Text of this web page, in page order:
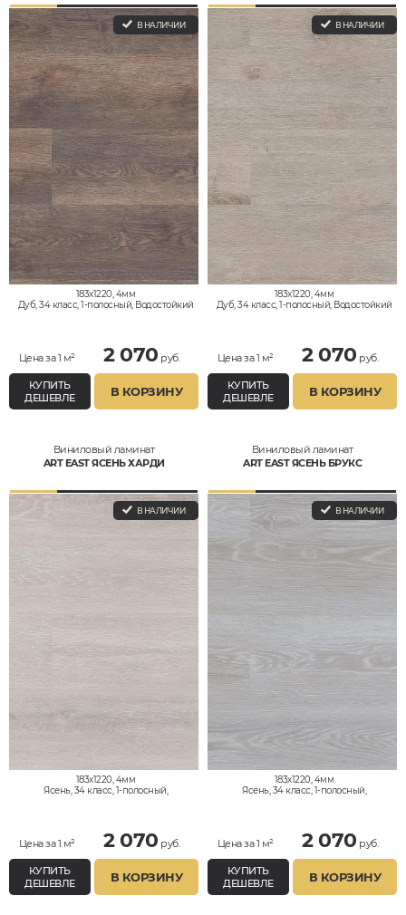
В НАЛИЧИИ
183x1220, 4мм
Дуб, 34 класс, 1-полосный, Водостойкий
Цена за 1 м² 2 070 руб.
КУПИТЬ
ДЕШЕВЛЕ
В КОРЗИНУ
В НАЛИЧИИ
183x1220, 4мм
Дуб, 34 класс, 1-полосный, Водостойкий
Цена за 1 м² 2 070 руб.
КУПИТЬ
ДЕШЕВЛЕ
В КОРЗИНУ
Виниловый ламинат
ART EAST ЯСЕНЬ ХАРДИ
В НАЛИЧИИ
183x1220, 4мм
Ясень, 34 класс, 1-полосный,
Цена за 1 м² 2 070 руб.
КУПИТЬ
ДЕШЕВЛЕ
В КОРЗИНУ
Виниловый ламинат
ART EAST ЯСЕНЬ БРУКС
В НАЛИЧИИ
183x1220, 4мм
Ясень, 34 класс, 1-полосный,
Цена за 1 м² 2 070 руб.
КУПИТЬ
ДЕШЕВЛЕ
В КОРЗИНУ